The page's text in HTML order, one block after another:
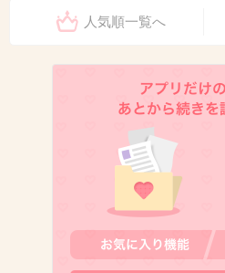
クレカ会社の審査通らな
人を立てたりして不正に
えるようにして問題にな
信用失ってクレカ会社に
れたりしただけろうしそ
人気順一覧へ